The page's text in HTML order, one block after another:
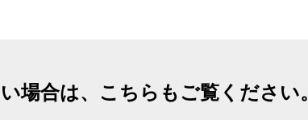
場合は、こちらもご覧ください。